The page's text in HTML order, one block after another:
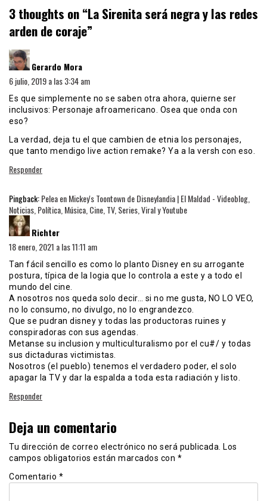
3 thoughts on “La Sirenita será negra y las redes
arden de coraje”
Gerardo Mora
6 julio, 2019 a las 3:34 am
Es que simplemente no se saben otra ahora, quierne ser
inclusivos: Personaje afroamericano. Osea que onda con
eso?
La verdad, deja tu el que cambien de etnia los personajes,
que tanto mendigo live action remake? Ya a la versh con eso.
Responder
Pingback:Pelea en Mickey's Toontown de Disneylandia | El Maldad - Videoblog,
Noticias, Política, Música, Cine, TV, Series, Viral y Youtube
Richter
18 enero, 2021 a las 11:11 am
Tan fácil sencillo es como lo planto Disney en su arrogante
postura, típica de la logia que lo controla a este y a todo el
mundo del cine.
A nosotros nos queda solo decir… si no me gusta, NO LO VEO,
no lo consumo, no divulgo, no lo engrandezco.
Que se pudran disney y todas las productoras ruines y
conspiradoras con sus agendas.
Metanse su inclusion y multiculturalismo por el cu#/ y todas
sus dictaduras victimistas.
Nosotros (el pueblo) tenemos el verdadero poder, el solo
apagar la TV y dar la espalda a toda esta radiación y listo.
Responder
Deja un comentario
Tu dirección de correo electrónico no será publicada. Los
campos obligatorios están marcados con *
Comentario *